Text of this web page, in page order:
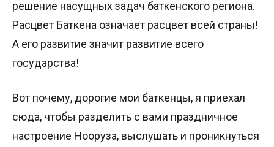
решение насущных задач баткенского региона.
Расцвет Баткена означает расцвет всей страны!
А его развитие значит развитие всего
государства!
Вот почему, дорогие мои баткенцы, я приехал
сюда, чтобы разделить с вами праздничное
настроение Нооруза, выслушать и проникнуться